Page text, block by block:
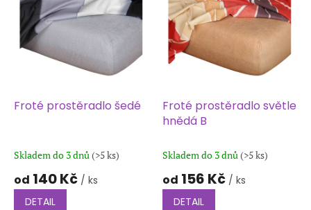
dFroté prostěradlo šedé
Skladem do 3 dnů(>5 ks)
od 140 Kč / ks
DETAIL
Froté prostěradlo světle
hnědá B
Skladem do 3 dnů(>5 ks)
od 156 Kč / ks
DETAIL